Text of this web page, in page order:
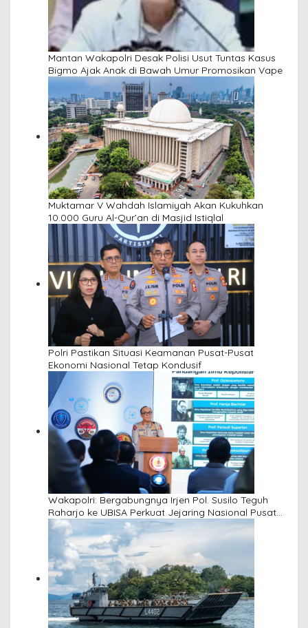
Mantan Wakapolri Desak Polisi Usut Tuntas Kasus
Bigmo Ajak Anak di Bawah Umur Promosikan Vape
Muktamar V Wahdah Islamiyah Akan Kukuhkan
10.000 Guru Al-Qur’an di Masjid Istiqlal
Polri Pastikan Situasi Keamanan Pusat-Pusat
Ekonomi Nasional Tetap Kondusif
Wakapolri: Bergabungnya Irjen Pol. Susilo Teguh
Raharjo ke UBISA Perkuat Jejaring Nasional Pusat
Studi Kepolisian